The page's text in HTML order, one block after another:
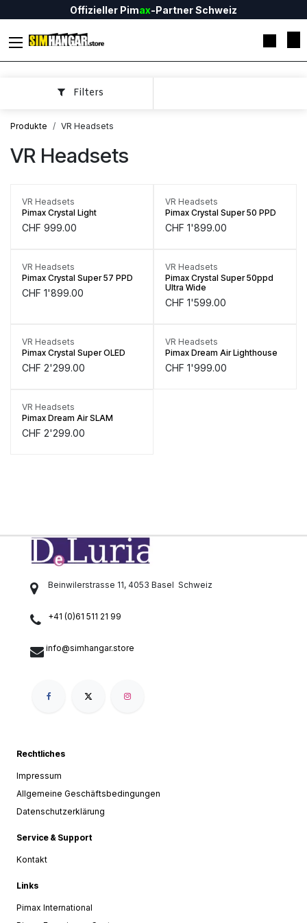
Zum Inhalt springenOffizieller Pimax-Partner Schweiz
Filters
Produkte VR Headsets
VR Headsets
VR Headsets
Pimax Crystal Light
CHF 999.00
VR Headsets
Pimax Crystal Super 50 PPD
CHF 1'899.00
Unterwegs
VR Headsets
Pimax Crystal Super 57 PPD
CHF 1'899.00 Unterwegs
VR Headsets
Pimax Crystal Super 50ppd
Ultra Wide
CHF 1'599.00
Vorbestellung
VR Headsets
Pimax Crystal Super OLED
CHF 2'299.00
VR Headsets
Pimax Dream Air Lighthouse
CHF 1'999.00
VR Headsets
Pimax Dream Air SLAM
CHF 2'299.00
Beinwilerstrasse 11, 4053 Basel Schweiz
+41 (0)61 511 21 99
info@simhangar.store
Rechtliches
Impressum
Allgemeine Geschäftsbedingungen
Datenschutzerklärung
Service & Support
Kontakt
Links
Pimax International